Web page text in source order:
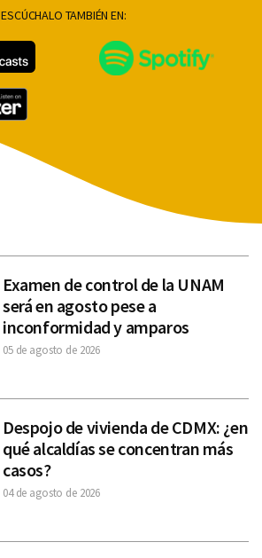
ESCÚCHALO TAMBIÉN EN:
Examen de control de la UNAM
será en agosto pese a
inconformidad y amparos
05 de agosto de 2026
Despojo de vivienda de CDMX: ¿en
qué alcaldías se concentran más
casos?
04 de agosto de 2026